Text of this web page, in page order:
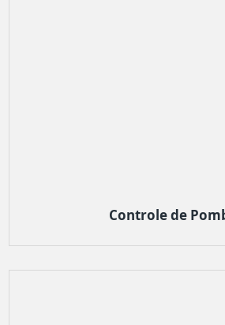
Controle de